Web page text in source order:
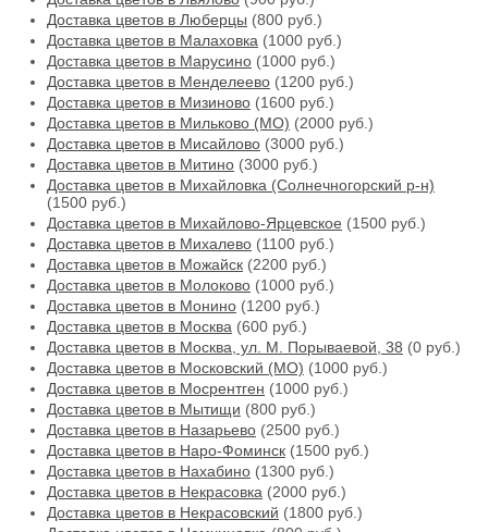
Доставка цветов в Люберцы (800 руб.)
Доставка цветов в Малаховка (1000 руб.)
Доставка цветов в Марусино (1000 руб.)
Доставка цветов в Менделеево (1200 руб.)
Доставка цветов в Мизиново (1600 руб.)
Доставка цветов в Мильково (МО) (2000 руб.)
Доставка цветов в Мисайлово (3000 руб.)
Доставка цветов в Митино (3000 руб.)
Доставка цветов в Михайловка (Солнечногорский р-н)
(1500 руб.)
Доставка цветов в Михайлово-Ярцевское (1500 руб.)
Доставка цветов в Михалево (1100 руб.)
Доставка цветов в Можайск (2200 руб.)
Доставка цветов в Молоково (1000 руб.)
Доставка цветов в Монино (1200 руб.)
Доставка цветов в Москва (600 руб.)
Доставка цветов в Москва, ул. М. Порываевой, 38 (0 руб.)
Доставка цветов в Московский (МО) (1000 руб.)
Доставка цветов в Мосрентген (1000 руб.)
Доставка цветов в Мытищи (800 руб.)
Доставка цветов в Назарьево (2500 руб.)
Доставка цветов в Наро-Фоминск (1500 руб.)
Доставка цветов в Нахабино (1300 руб.)
Доставка цветов в Некрасовка (2000 руб.)
Доставка цветов в Некрасовский (1800 руб.)